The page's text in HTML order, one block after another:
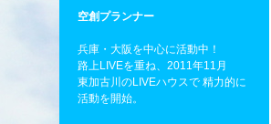
空創プランナー
兵庫・大阪を中心に活動中！
路上LIVEを重ね、2011年11月
東加古川のLIVEハウスで 精力的に
活動を開始。